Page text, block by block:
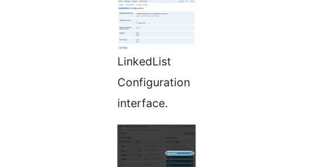
LinkedList
Configuration
interface.